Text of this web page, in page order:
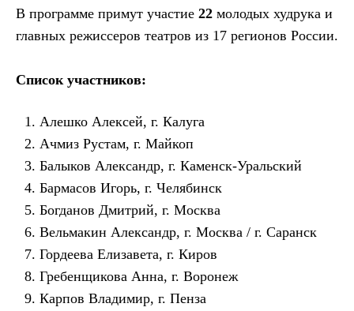
В программе примут участие 22 молодых худрука и
главных режиссеров театров из 17 регионов России.
Список участников:
Алешко Алексей, г. Калуга
Ачмиз Рустам, г. Майкоп
Балыков Александр, г. Каменск-Уральский
Бармасов Игорь, г. Челябинск
Богданов Дмитрий, г. Москва
Вельмакин Александр, г. Москва / г. Саранск
Гордеева Елизавета, г. Киров
Гребенщикова Анна, г. Воронеж
Карпов Владимир, г. Пенза